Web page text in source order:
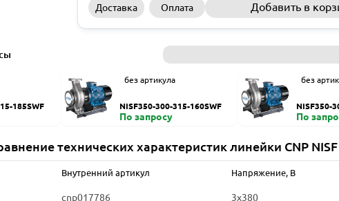
Доставка Оплата Добавить в
185SWF
без артикула
NISF350-300-315-160SWF
По запросу
без
NISF350-
По
технических характеристик линейки CNP NISF
Внутренний артикул Напряжение, В
cnp017786 3x380